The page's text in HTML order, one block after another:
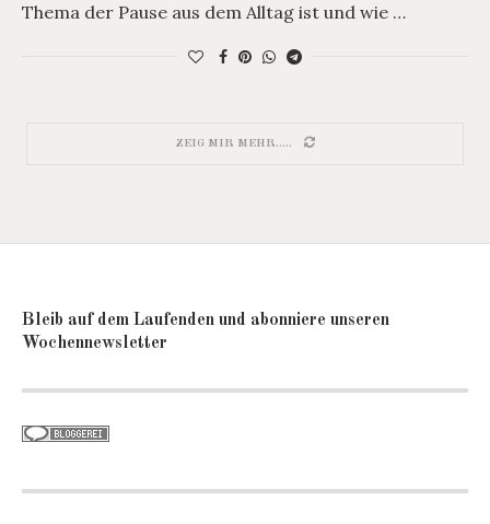
Thema der Pause aus dem Alltag ist und wie …
ZEIG MIR MEHR.....
Bleib auf dem Laufenden und abonniere unseren
Wochennewsletter